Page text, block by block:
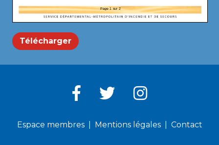
Télécharger
Espace membres Mentions légales Contact